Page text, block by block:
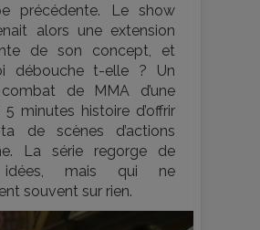
précédente. Le show
alors une extension
de son concept, et
débouche t-elle ? Un
de MMA d’une
minutes histoire d’offrir
de scènes d’actions
La série regorge de
idées, mais qui ne
souvent sur rien.